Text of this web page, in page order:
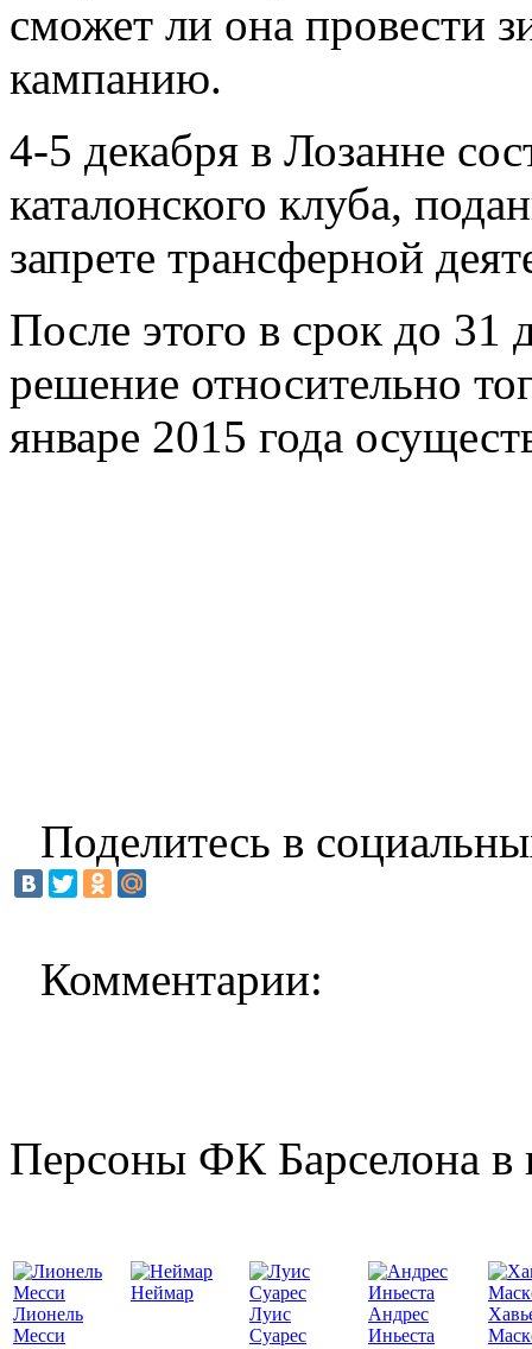
сможет ли она провести
кампанию.
4-5 декабря в Лозанне
каталонского клуба,
запрете трансферной
После этого в срок до 31
решение относительно
январе 2015 года
Поделитесь в
Комментарии:
Персоны ФК Барселона в
Лионель
Месси
Неймар
Луис
Суарес
Андрес
Иньеста